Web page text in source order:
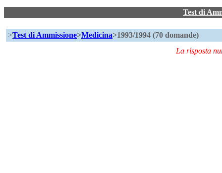
Test di
>Test di Ammissione>Medicina>1993/1994 (70 domande)
La risposta